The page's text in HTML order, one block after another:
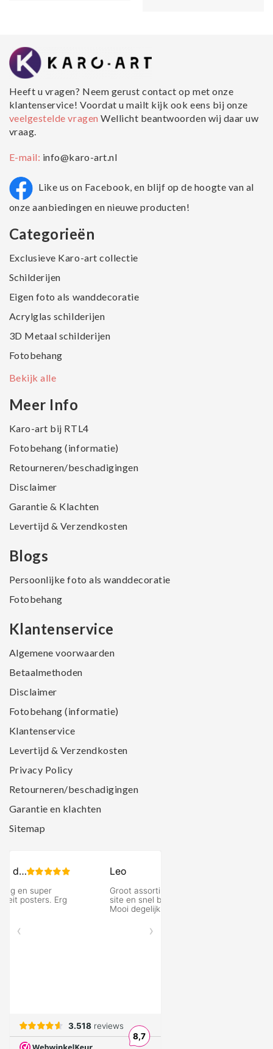
Heeft u vragen? Neem gerust contact op met onze
klantenservice! Voordat u mailt kijk ook eens bij onze
veelgestelde vragenWellicht beantwoorden wij daar uw
vraag.
E-mail: info@karo-art.nl
Like us on Facebook, en blijf op de hoogte van al
onze aanbiedingen en nieuwe producten!
Categorieën
Exclusieve Karo-art collectie
Schilderijen
Eigen foto als wanddecoratie
Acrylglas schilderijen
3D Metaal schilderijen
Fotobehang
Bekijk alle
Meer Info
Karo-art bij RTL4
Fotobehang (informatie)
Retourneren/beschadigingen
Disclaimer
Garantie & Klachten
Levertijd & Verzendkosten
Blogs
Persoonlijke foto als wanddecoratie
Fotobehang
Klantenservice
Algemene voorwaarden
Betaalmethoden
Disclaimer
Fotobehang (informatie)
Klantenservice
Levertijd & Verzendkosten
Privacy Policy
Retourneren/beschadigingen
Garantie en klachten
Sitemap